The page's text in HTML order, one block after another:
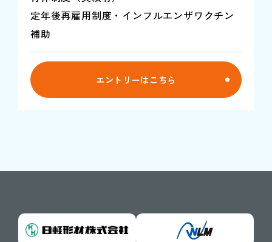
定年後再雇用制度・インフルエンザワクチン
補助
エントリーはこちら